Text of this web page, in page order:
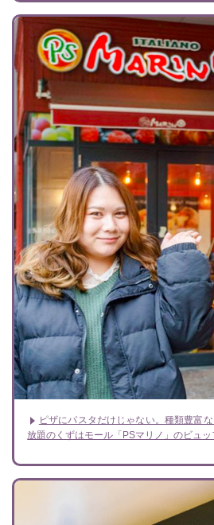
ピザにパスタだけじゃない。種類豊富
放題のくずはモール「PSマリノ」のビュ